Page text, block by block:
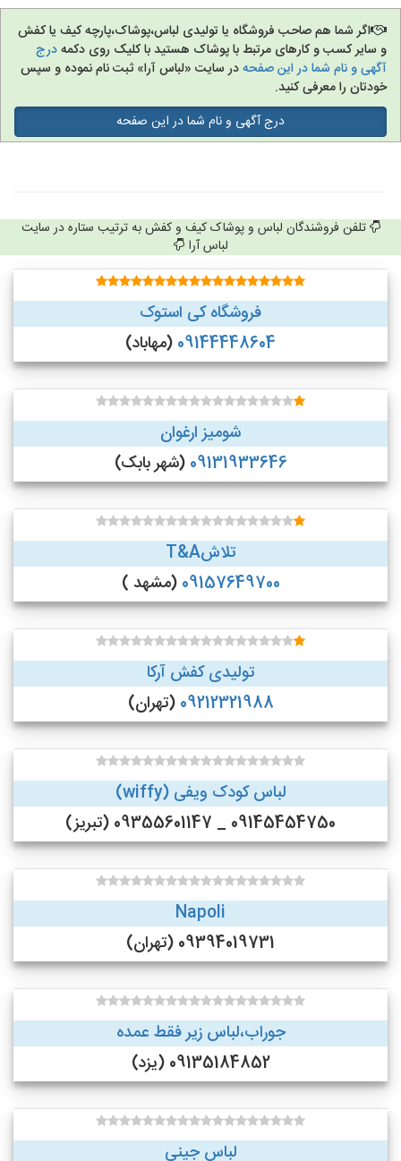
اگر شما هم صاحب فروشگاه یا تولیدی لباس،پوشاک،پارچه کیف یا کفش
و سایر کسب و کارهای مرتبط با پوشاک هستید با کلیک روی دکمهدرج
آگهی و نام شما در این صفحهدر سایت «لباس آرا» ثبت نام نموده و سپس
خودتان را معرفی کنید.
درج آگهی و نام شما در این صفحه
تلفن فروشندگان لباس و پوشاک کیف و کفش به ترتیب ستاره در سایت
لباس آرا
فروشگاه کی استوک
09144448604 (مهاباد)
شومیز ارغوان
09131933646 (شهر بابک)
تلاشT&A
09157649700 (مشهد )
تولیدی کفش آرکا
09212321988 (تهران)
لباس کودک ویفی (wiffy)
09145454750 _ 09355601147 (تبریز)
Napoli
09394019731 (تهران)
جوراب،لباس زیر فقط عمده
09135184852 (یزد)
لباس جینی